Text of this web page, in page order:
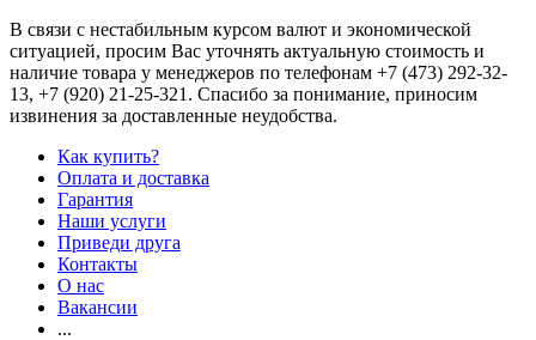
В связи с нестабильным курсом валют и экономической
ситуацией, просим Вас уточнять актуальную стоимость и
наличие товара у менеджеров по телефонам +7 (473) 292-32-
13, +7 (920) 21-25-321 . Спасибо за понимание, приносим
извинения за доставленные неудобства.
Как купить?
Оплата и доставка
Гарантия
Наши услуги
Приведи друга
Контакты
О нас
Вакансии
...